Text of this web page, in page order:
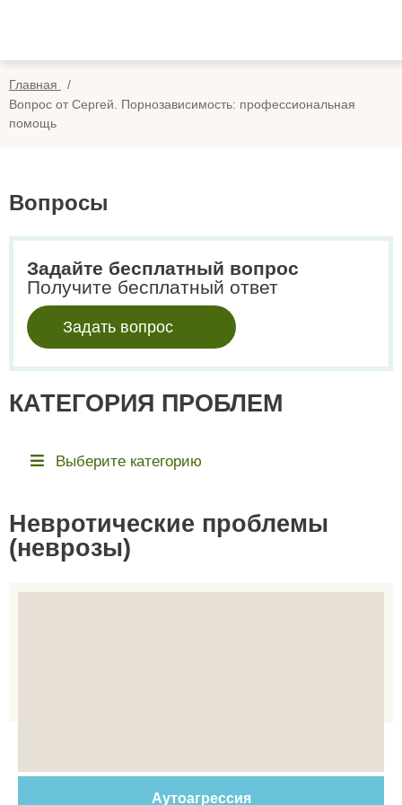
Оплата
Главная
Вопрос от Сергей. Порнозависимость: профессиональная
помощь
Вопросы
Задайте бесплатный вопрос
Получите бесплатный ответ
Задать вопрос
КАТЕГОРИЯ ПРОБЛЕМ
Выберите категорию
Невротические проблемы
(неврозы)
Аутоагрессия